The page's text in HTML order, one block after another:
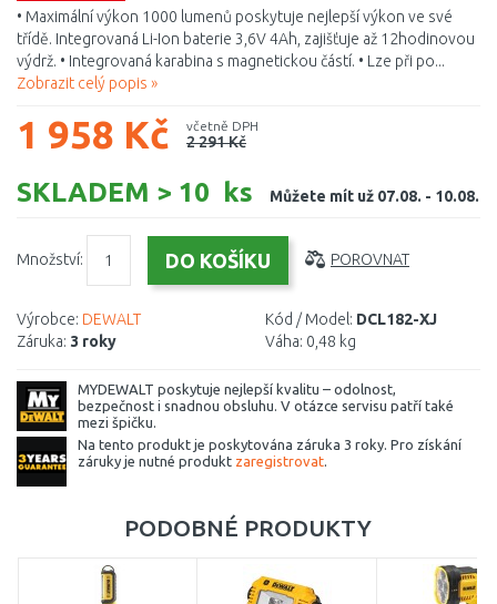
• Maximální výkon 1000 lumenů poskytuje nejlepší výkon ve své
třídě. Integrovaná Li-Ion baterie 3,6V 4Ah, zajišťuje až 12hodinovou
výdrž. • Integrovaná karabina s magnetickou částí. • Lze při po...
Zobrazit celý popis »
1 958 Kč včetně DPH
2 291 Kč
SKLADEM > 10 ks Můžete mít už 07.08. - 10.08.
Množství: POROVNAT
Výrobce: DEWALT
Záruka: 3 roky
Kód / Model: DCL182-XJ
Váha: 0,48 kg
MYDEWALT poskytuje nejlepší kvalitu – odolnost,
bezpečnost i snadnou obsluhu. V otázce servisu patří také
mezi špičku.
Na tento produkt je poskytována záruka 3 roky. Pro získání
záruky je nutné produkt zaregistrovat.
PODOBNÉ PRODUKTY